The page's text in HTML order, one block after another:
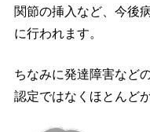
関節の挿入など、今後
に行われます。
ちなみに発達障害など
認定ではなくほとんど